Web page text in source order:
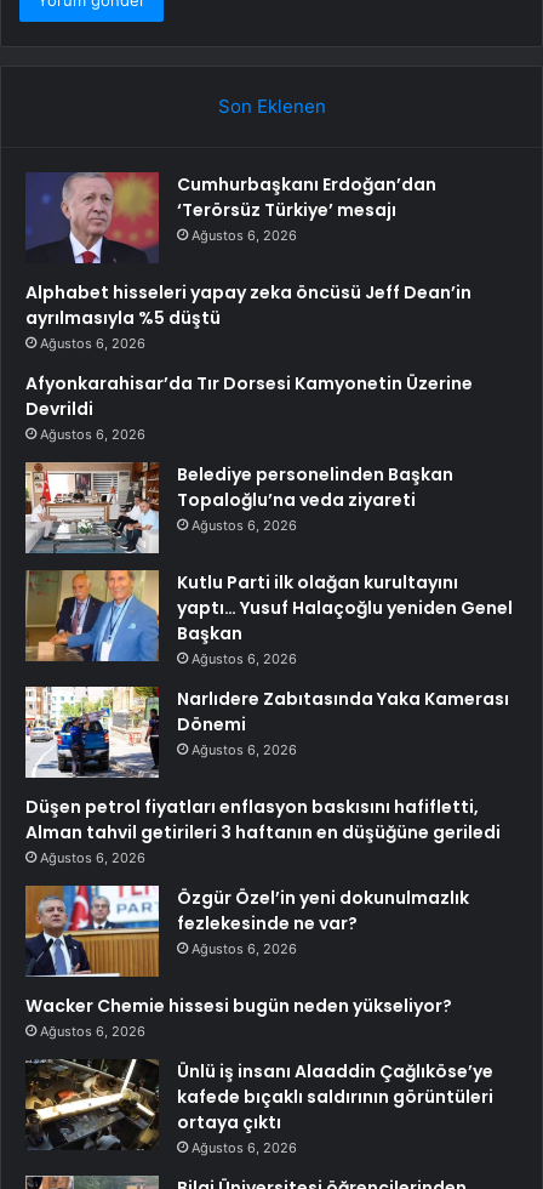
Son Eklenen
Cumhurbaşkanı Erdoğan’dan
‘Terörsüz Türkiye’ mesajı
Ağustos 6, 2026
Alphabet hisseleri yapay zeka öncüsü Jeff Dean’in
ayrılmasıyla %5 düştü
Ağustos 6, 2026
Afyonkarahisar’da Tır Dorsesi Kamyonetin Üzerine
Devrildi
Ağustos 6, 2026
Belediye personelinden Başkan
Topaloğlu’na veda ziyareti
Ağustos 6, 2026
Kutlu Parti ilk olağan kurultayını
yaptı… Yusuf Halaçoğlu yeniden Genel
Başkan
Ağustos 6, 2026
Narlıdere Zabıtasında Yaka Kamerası
Dönemi
Ağustos 6, 2026
Düşen petrol fiyatları enflasyon baskısını hafifletti,
Alman tahvil getirileri 3 haftanın en düşüğüne geriledi
Ağustos 6, 2026
Özgür Özel’in yeni dokunulmazlık
fezlekesinde ne var?
Ağustos 6, 2026
Wacker Chemie hissesi bugün neden yükseliyor?
Ağustos 6, 2026
Ünlü iş insanı Alaaddin Çağlıköse’ye
kafede bıçaklı saldırının görüntüleri
ortaya çıktı
Ağustos 6, 2026